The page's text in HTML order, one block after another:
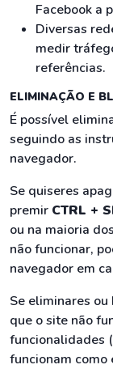
Facebook a
Diversas
medir
referências.
ELIMINAÇÃO E
É possível
seguindo as
navegador.
Se quiseres
premir CTRL +
ou na maioria
não funcionar,
navegador em
Se eliminares
que o site não
funcionalidades
funcionam como